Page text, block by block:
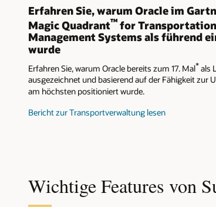
Erfahren Sie, warum Oracle im
Magic Quadrant™ for Transportation
Management Systems als führend
wurde
Erfahren Sie, warum Oracle bereits zum 17. Mal*als
ausgezeichnet und basierend auf der Fähigkeit zur
am höchsten positioniert wurde.
Bericht zur Transportverwaltung lesen
Wichtige Features von